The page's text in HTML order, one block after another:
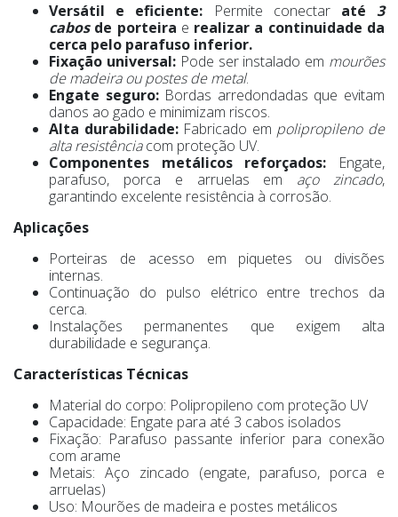
Versátil e eficiente: Permite conectar até3
cabos de porteira e realizar a continuidade da
cerca pelo parafuso inferior.
Fixação universal:Pode ser instalado em mourões
de madeira ou postes de metal.
Engate seguro:Bordas arredondadas que evitam
danos ao gado e minimizam riscos.
Alta durabilidade:Fabricado em polipropileno de
alta resistênciacom proteção UV.
Componentes metálicos reforçados: Engate,
parafuso, porca e arruelas em aço zincado,
garantindo excelente resistência à corrosão.
Aplicações
Porteiras de acesso em piquetes ou divisões
internas.
Continuação do pulso elétrico entre trechos da
cerca.
Instalações permanentes que exigem alta
durabilidade e segurança.
Características Técnicas
Material do corpo: Polipropileno com proteção UV
Capacidade: Engate para até 3 cabos isolados
Fixação: Parafuso passante inferior para conexão
com arame
Metais: Aço zincado (engate, parafuso, porca e
arruelas)
Uso: Mourões de madeira e postes metálicos